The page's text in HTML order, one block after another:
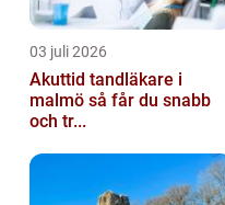
03 juli 2026
Akuttid tandläkare i
malmö så får du snabb
och tr...